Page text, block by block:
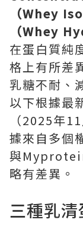
（Whey
（Whey
在蛋白質純
格上有所差
乳糖不耐、
以下根據最
（2025年
據來自多個
與
略有差異。
三種乳